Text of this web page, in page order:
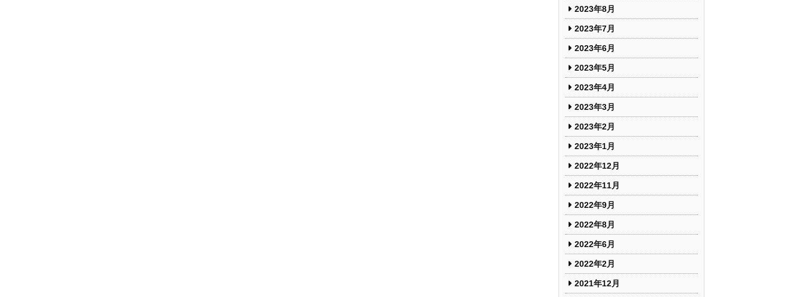
2023年8月
2023年7月
2023年6月
2023年5月
2023年4月
2023年3月
2023年2月
2023年1月
2022年12月
2022年11月
2022年9月
2022年8月
2022年6月
2022年2月
2021年12月